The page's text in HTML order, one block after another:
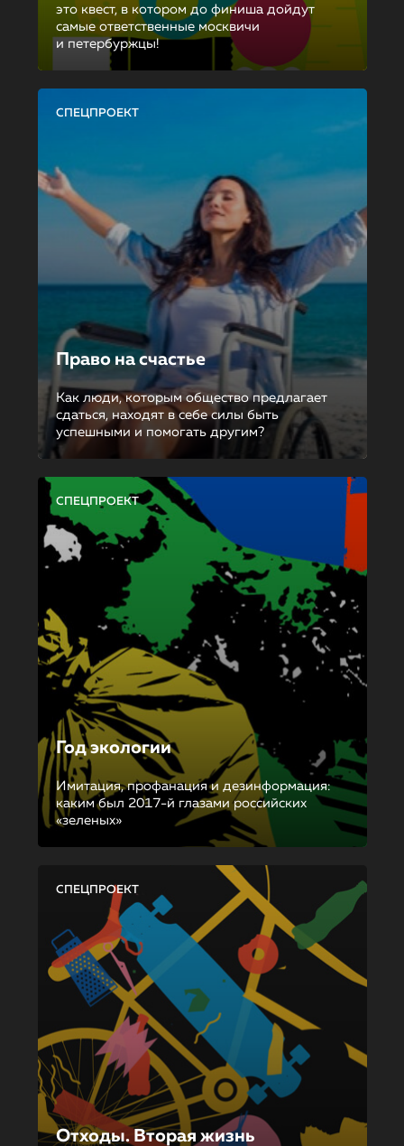
это квест, в котором до финиша дойдут
самые ответственные москвичи
и петербуржцы!
СПЕЦПРОЕКТ
Право на счастье
Как люди, которым общество предлагает
сдаться, находят в себе силы быть
успешными и помогать другим?
СПЕЦПРОЕКТ
Год экологии
Имитация, профанация и дезинформация:
каким был 2017-й глазами российских
«зеленых»
СПЕЦПРОЕКТ
Отходы. Вторая жизнь